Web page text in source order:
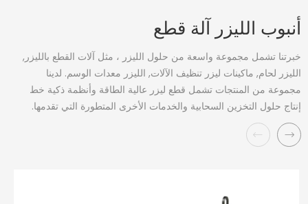
أنبوب الليزر آلة قطع
خبرتنا تشمل مجموعة واسعة من حلول الليزر ، مثل آلات القطع بالليزر,
الليزر لحام, ماكينات ليزر تنظيف الآلات, الليزر معدات الوسم. لدينا
مجموعة من المنتجات تشمل قطع ليزر عالية الطاقة وأنظمة ذكية خط
إنتاج حلول التخزين السحابية والخدمات الأخرى المتطورة التي تقدمها.